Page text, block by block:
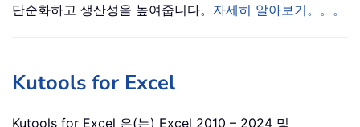
단순화하고 생산성을 높여줍니다。 자세히 알아보기。。。
Kutools for Excel
Kutools for Excel 은(는) Excel 2010 – 2024 및